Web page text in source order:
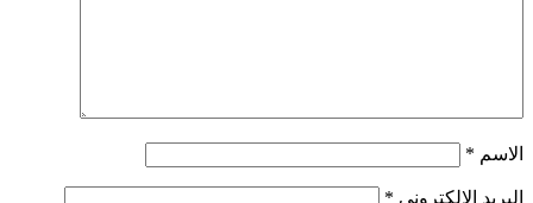
الاسم *
البريد الإلكتروني *